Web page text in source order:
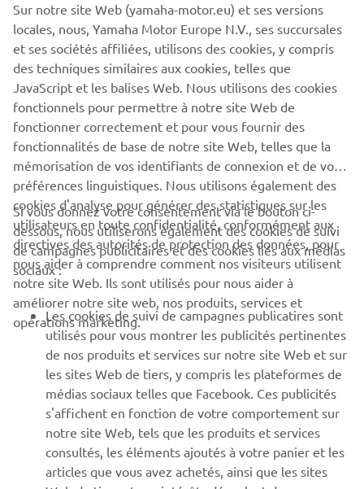
CORPORATE
PROS & B2B
PLUS YAMAHA
SUPPORT
NEWSLETTER
Découvrez en exclusivité les dernières offres, les événements
Sur notre site Web (yamaha-motor.eu) et ses versions
locales, nous, Yamaha Motor Europe N.V., ses succursales
et ses sociétés affiliées, utilisons des cookies, y compris
des techniques similaires aux cookies, telles que
JavaScript et les balises Web. Nous utilisons des cookies
fonctionnels pour permettre à notre site Web de
fonctionner correctement et pour vous fournir des
fonctionnalités de base de notre site Web, telles que la
mémorisation de vos identifiants de connexion et de vos
préférences linguistiques. Nous utilisons également des
cookies d'analyse pour générer des statistiques sur les
utilisateurs en toute confidentialité, conformément aux
directives des autorités de protection des données, pour
nous aider à comprendre comment nos visiteurs utilisent
notre site Web. Ils sont utilisés pour nous aider à
améliorer notre site web, nos produits, services et
opérations marketing.
Si vous donnez votre consentement via le bouton ci-
dessous, nous utiliserons également des cookies de suivi
de campagnes publicitaires et des cookies liés aux médias
sociaux :
Les cookies de suivi de campagnes publicatires sont
utilisés pour vous montrer les publicités pertinentes
de nos produits et services sur notre site Web et sur
les sites Web de tiers, y compris les plateformes de
médias sociaux telles que Facebook. Ces publicités
s'affichent en fonction de votre comportement sur
notre site Web, tels que les produits et services
consultés, les éléments ajoutés à votre panier et les
articles que vous avez achetés, ainsi que les sites